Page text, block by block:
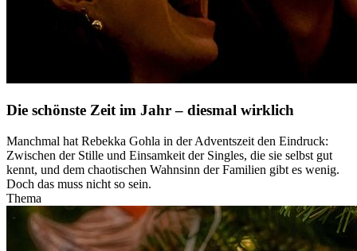
Die schönste Zeit im Jahr – diesmal wirklich
Manchmal hat Rebekka Gohla in der Adventszeit den Eindruck:
Zwischen der Stille und Einsamkeit der Singles, die sie selbst gut
kennt, und dem chaotischen Wahnsinn der Familien gibt es wenig.
Doch das muss nicht so sein.
Thema